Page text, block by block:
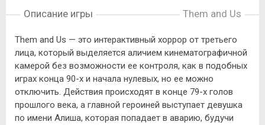
Описание игры Them and Us
Them and Us — это интерактивный хоррор от третьего
лица, который выделяется аличием кинематографичной
камерой без возможности ее контроля, как в подобных
играх конца 90-х и начала нулевых, но ее можно
отключить. Действия происходят в конце 79-х голов
прошлого века, а главной героиней выступает девушка
по имени Алиша, которая попадает в аварию, будучи